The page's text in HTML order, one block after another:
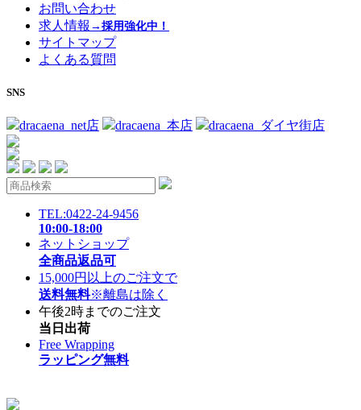
お問い合わせ
求人情報 →採用強化中！
サイトマップ
よくある質問
SNS
dracaena_net店 dracaena_本店 dracaena_ダイヤ街店
TEL:0422-24-9456
10:00-18:00
ネットショップ
全商品返品可
15,000円以上のご注文で
送料無料※離島は除く
午後2時までのご注文
当日出荷
Free Wrapping
ラッピング無料